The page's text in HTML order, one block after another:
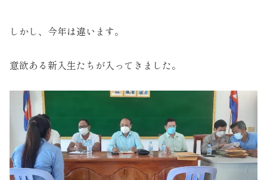
しかし、今年は違います。
意欲ある新入生たちが入ってきました。